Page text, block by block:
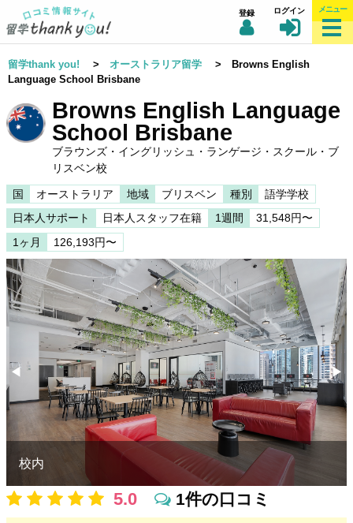
登録 ログイン メニュー
留学thank you! > オーストラリア留学 > Browns English
Language School Brisbane
Browns English Language
School Brisbane
ブラウンズ・イングリッシュ・ランゲージ・スクール・ブ
リスベン校
国 オーストラリア 地域 ブリスベン 種別
語学学校
日本人サポート
日本人スタッフ在籍 1週間
31,548円〜
1ヶ月
126,193円〜
Previous
◀︎ ▶︎
校内
5.0 1件の口コミ